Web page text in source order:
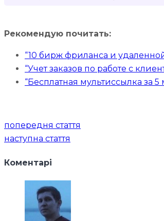
Рекомендую почитать:
“10 бирж фриланса и
“Учет заказов по работе с
“Бесплатная мультиссылка за
Навігація
записів
попередня стаття
наступна стаття
Коментарі